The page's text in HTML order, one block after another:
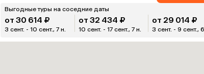
Выгодные туры на соседние даты
от 30 614 ₽
3 сент. - 10 сент., 7 н.
от 32 434 ₽
10 сент. - 17 сент., 7 н.
от 29 014 ₽
3 сент. - 9 сент., 6